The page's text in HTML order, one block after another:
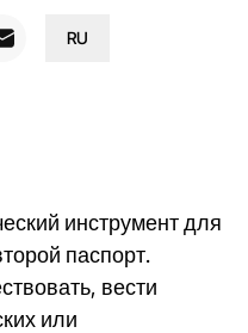
RU
инструмент для
паспорт.
вести
или